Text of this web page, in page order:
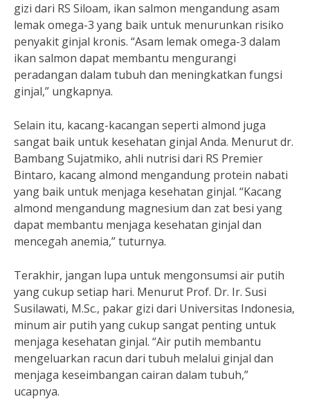
gizi dari RS Siloam, ikan salmon mengandung asam
lemak omega-3 yang baik untuk menurunkan risiko
penyakit ginjal kronis. “Asam lemak omega-3 dalam
ikan salmon dapat membantu mengurangi
peradangan dalam tubuh dan meningkatkan fungsi
ginjal,” ungkapnya.
Selain itu, kacang-kacangan seperti almond juga
sangat baik untuk kesehatan ginjal Anda. Menurut dr.
Bambang Sujatmiko, ahli nutrisi dari RS Premier
Bintaro, kacang almond mengandung protein nabati
yang baik untuk menjaga kesehatan ginjal. “Kacang
almond mengandung magnesium dan zat besi yang
dapat membantu menjaga kesehatan ginjal dan
mencegah anemia,” tuturnya.
Terakhir, jangan lupa untuk mengonsumsi air putih
yang cukup setiap hari. Menurut Prof. Dr. Ir. Susi
Susilawati, M.Sc., pakar gizi dari Universitas Indonesia,
minum air putih yang cukup sangat penting untuk
menjaga kesehatan ginjal. “Air putih membantu
mengeluarkan racun dari tubuh melalui ginjal dan
menjaga keseimbangan cairan dalam tubuh,”
ucapnya.